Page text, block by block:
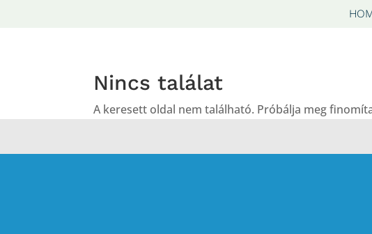
Nincs találat
A keresett oldal nem található. Próbálja meg